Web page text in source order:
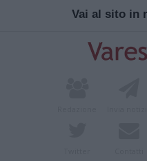
Vai al sito in